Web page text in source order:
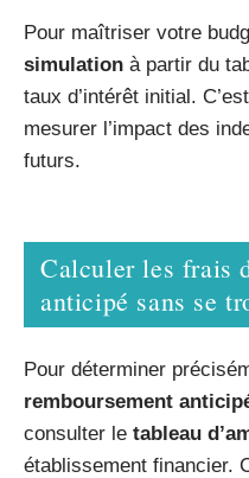
Pour maîtriser votre
simulation à partir du
taux d’intérêt initial.
mesurer l’impact des
futurs.
Calculer les frais
anticipé sans se
Pour déterminer
remboursement
consulter le tableau
établissement financier.